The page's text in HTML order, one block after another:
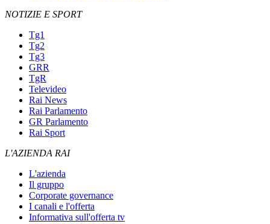
NOTIZIE E SPORT
Tg1
Tg2
Tg3
GRR
TgR
Televideo
Rai News
Rai Parlamento
GR Parlamento
Rai Sport
L'AZIENDA RAI
L'azienda
Il gruppo
Corporate governance
I canali e l'offerta
Informativa sull'offerta tv